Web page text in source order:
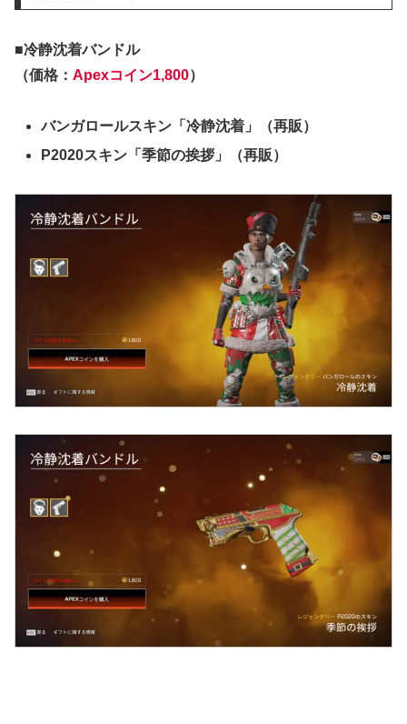
■冷静沈着バンドル
（価格： Apexコイン1,800）
バンガロールスキン「冷静沈着」（再販）
P2020スキン「季節の挨拶」（再販）